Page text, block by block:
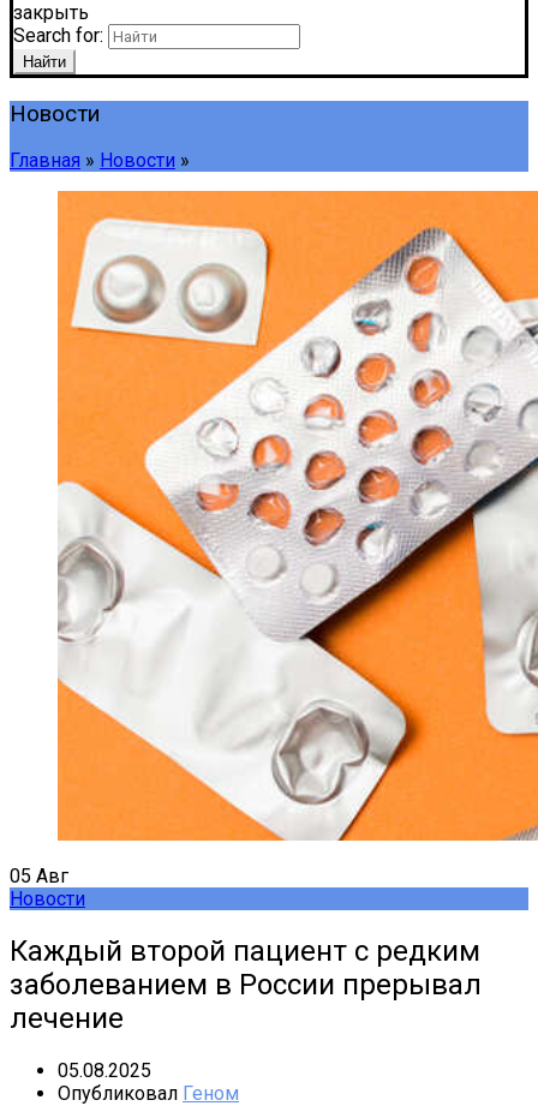
закрыть
Search for:
Найти
Новости
Главная » Новости »
05 Авг
Новости
Каждый второй пациент с редким
заболеванием в России прерывал
лечение
05.08.2025
Опубликовал Геном